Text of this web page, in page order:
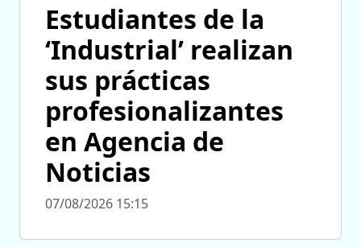
Estudiantes de la
‘Industrial’ realizan
sus prácticas
profesionalizantes
en Agencia de
Noticias
07/08/2026 15:15